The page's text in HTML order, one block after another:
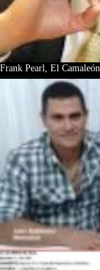
Frank Pearl, El Camaleón